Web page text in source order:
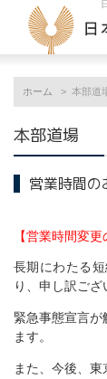
ホーム 本部道
本部道場
営業時間の
【営業時間変更
長期にわたる
り、申し訳ござ
緊急事態宣言
ます。
また、今後、